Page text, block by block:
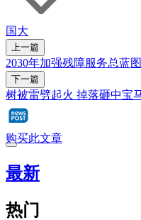
国大
上一篇
2030年加强残障服务总蓝
下一篇
树被雷劈起火 掉落砸中宝
购买此文章
最新
热门